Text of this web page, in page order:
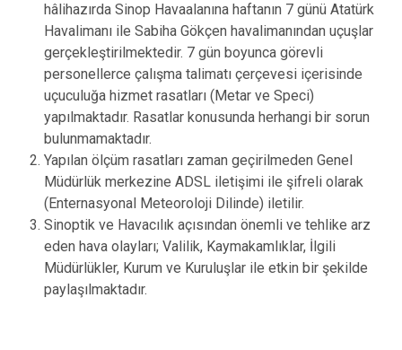
hâlihazırda Sinop Havaalanına haftanın 7 günü Atatürk
Havalimanı ile Sabiha Gökçen havalimanından uçuşlar
gerçekleştirilmektedir. 7 gün boyunca görevli
personellerce çalışma talimatı çerçevesi içerisinde
uçuculuğa hizmet rasatları (Metar ve Speci)
yapılmaktadır. Rasatlar konusunda herhangi bir sorun
bulunmamaktadır.
Yapılan ölçüm rasatları zaman geçirilmeden Genel
Müdürlük merkezine ADSL iletişimi ile şifreli olarak
(Enternasyonal Meteoroloji Dilinde) iletilir.
Sinoptik ve Havacılık açısından önemli ve tehlike arz
eden hava olayları; Valilik, Kaymakamlıklar, İlgili
Müdürlükler, Kurum ve Kuruluşlar ile etkin bir şekilde
paylaşılmaktadır.